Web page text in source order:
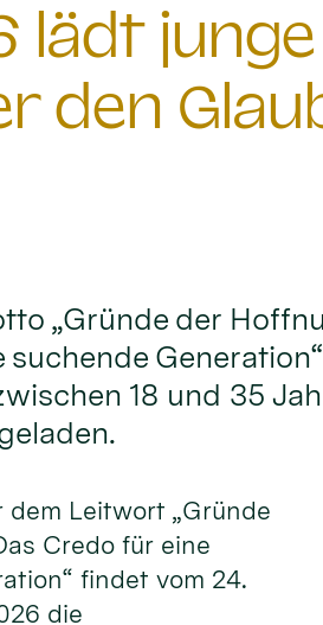
lädt junge
den
„Gründe der
suchende
18 und 35
Leitwort „Gründe
Credo für eine
findet vom 24.
die